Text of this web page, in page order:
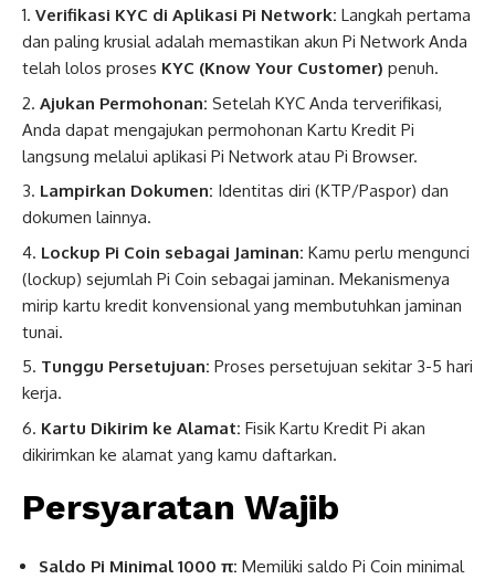
Verifikasi KYC di Aplikasi Pi Network: Langkah pertama
dan paling krusial adalah memastikan akun Pi Network Anda
telah lolos proses KYC (Know Your Customer) penuh.
Ajukan Permohonan: Setelah KYC Anda terverifikasi,
Anda dapat mengajukan permohonan Kartu Kredit Pi
langsung melalui aplikasi Pi Network atau Pi Browser.
Lampirkan Dokumen: Identitas diri (KTP/Paspor) dan
dokumen lainnya.
Lockup Pi Coin sebagai Jaminan: Kamu perlu mengunci
(lockup) sejumlah Pi Coin sebagai jaminan. Mekanismenya
mirip kartu kredit konvensional yang membutuhkan jaminan
tunai.
Tunggu Persetujuan: Proses persetujuan sekitar 3-5 hari
kerja.
Kartu Dikirim ke Alamat: Fisik Kartu Kredit Pi akan
dikirimkan ke alamat yang kamu daftarkan.
Persyaratan Wajib
Saldo Pi Minimal 1000 π: Memiliki saldo Pi Coin minimal